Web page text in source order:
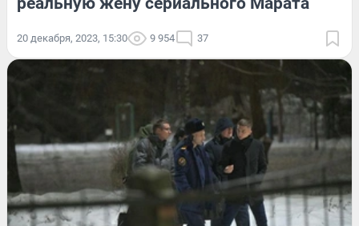
20 декабря, 2023, 15:30 9 954 37